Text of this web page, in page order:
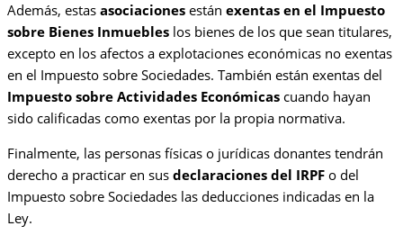
Además, estas asociaciones están exentas en el Impuesto
sobre Bienes Inmuebles los bienes de los que sean titulares,
excepto en los afectos a explotaciones económicas no exentas
en el Impuesto sobre Sociedades. También están exentas del
Impuesto sobre Actividades Económicas cuando hayan
sido calificadas como exentas por la propia normativa.
Finalmente, las personas físicas o jurídicas donantes tendrán
derecho a practicar en sus declaraciones del IRPF o del
Impuesto sobre Sociedades las deducciones indicadas en la
Ley.